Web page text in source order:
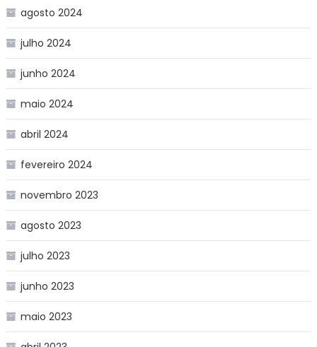
agosto 2024
julho 2024
junho 2024
maio 2024
abril 2024
fevereiro 2024
novembro 2023
agosto 2023
julho 2023
junho 2023
maio 2023